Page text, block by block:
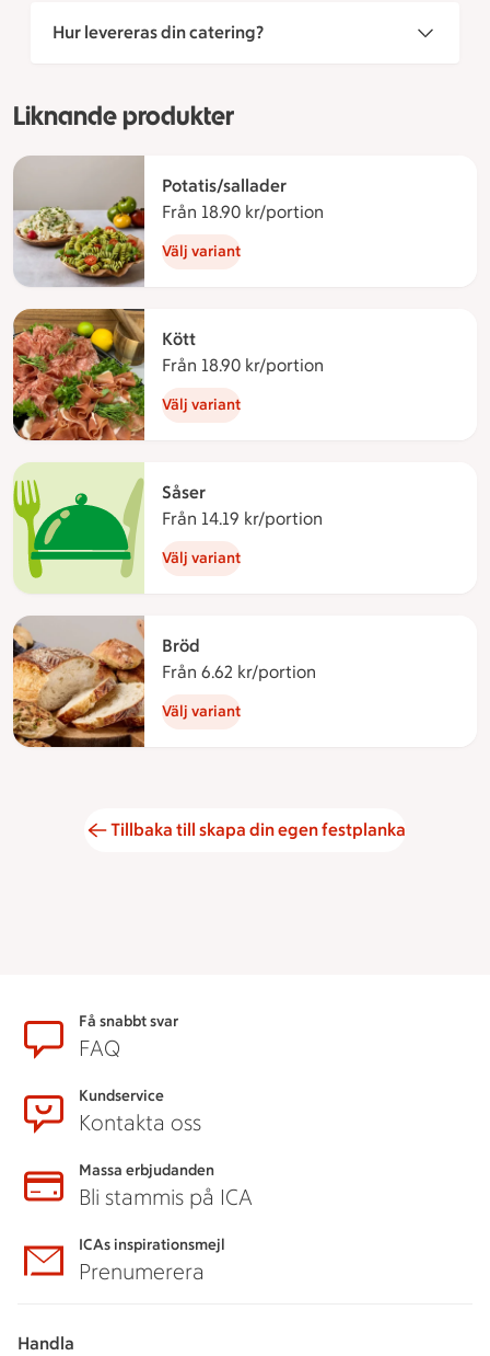
Hur levereras din catering?
Liknande produkter
Potatis/sallader
Från 18.90 kr/portion
Välj variant
Kött
Från 18.90 kr/portion
Välj variant
Såser
Från 14.19 kr/portion
Välj variant
Bröd
Från 6.62 kr/portion
Välj variant
Tillbaka till skapa din egen festplanka
SidfotFå snabbt svar
FAQ
Kundservice
Kontakta oss
Massa erbjudanden
Bli stammis på ICA
ICAs inspirationsmejl
Prenumerera
Handla